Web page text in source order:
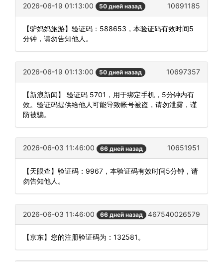
2026-06-19 01:13:00 50 дней назад 10691185
【驴妈妈旅游】验证码：588653，本验证码有效时间5
分钟，请勿告知他人。
2026-06-19 01:13:00 50 дней назад 10697357
【新浪新闻】 验证码 5701，用于绑定手机，5分钟内有
效。验证码提供给他人可能导致帐号被盗，请勿泄露，谨
防被骗。
2026-06-03 11:46:00 66 дней назад 10651951
【天眼查】验证码：9967，本验证码有效时间5分钟，请
勿告知他人。
2026-06-03 11:46:00 66 дней назад 467540026579
【京东】您的注册验证码为：132581。